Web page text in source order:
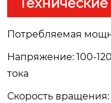
Потребляемая
Напряжение: 100-
тока
Скорость